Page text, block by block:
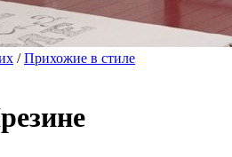
/Прихожие в стиле